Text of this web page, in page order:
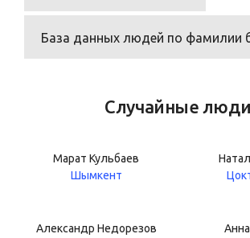
База данных людей по фамилии
Случайные
Марат Кульбаев
Шымкент
Александр Недорезов